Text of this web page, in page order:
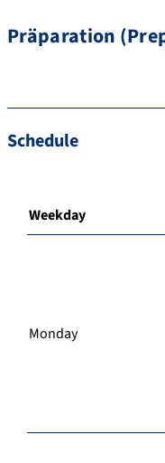
Präparation
Schedule
Weekday
Monday